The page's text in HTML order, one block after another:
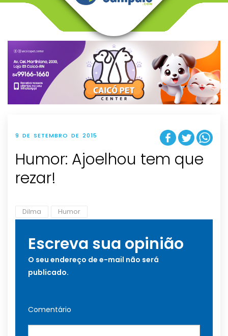
v
g
t
i
o
n
9 DE SETEMBRO DE 2015
Humor: Ajoelhou tem que
rezar!
Dilma Humor
Escreva sua opinião
O seu endereço de e-mail não será
publicado.
Comentário